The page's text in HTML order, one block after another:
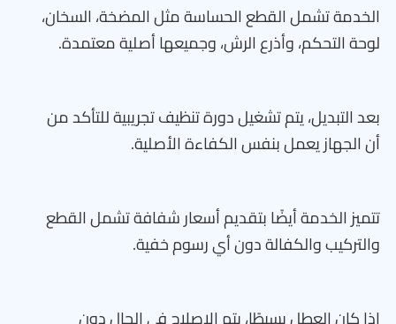
الخدمة تشمل القطع الحساسة مثل المضخة، السخان،
لوحة التحكم، وأذرع الرش، وجميعها أصلية معتمدة.
بعد التبديل، يتم تشغيل دورة تنظيف تجريبية للتأكد من
أن الجهاز يعمل بنفس الكفاءة الأصلية.
تتميز الخدمة أيضًا بتقديم أسعار شفافة تشمل القطع
والتركيب والكفالة دون أي رسوم خفية.